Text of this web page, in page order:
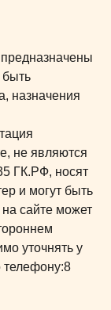
быть
назначения
не являются
ГК.РФ, носят
и могут быть
сайте может
уточнять у
телефону:8